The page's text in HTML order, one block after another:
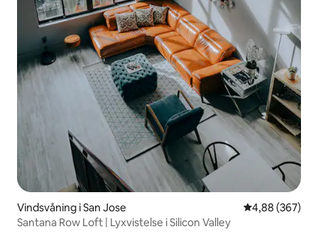
Vindsvåning i San Jose 4,88 av 5 i
4,88 (367)
Santana Row Loft | Lyxvistelse i Silicon Valley